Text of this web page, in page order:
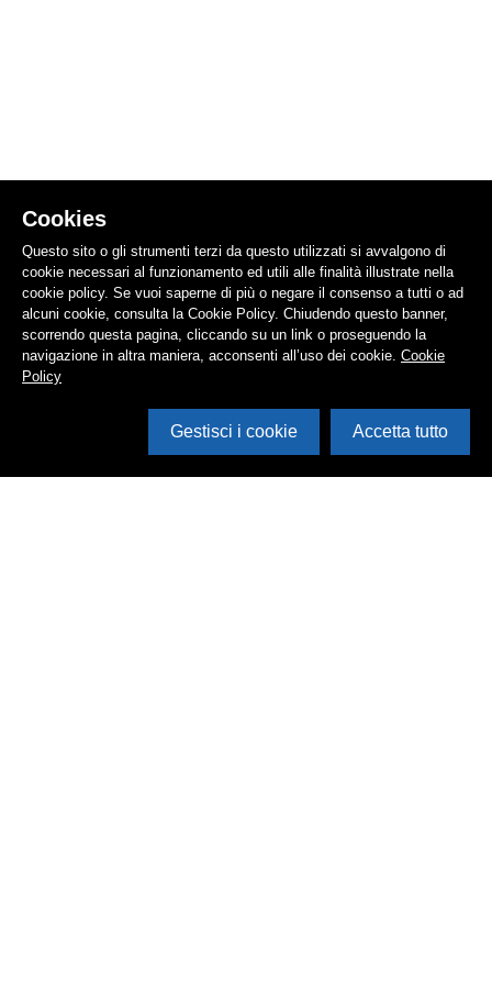
Cookies
Questo sito o gli strumenti terzi da questo utilizzati si avvalgono di
cookie necessari al funzionamento ed utili alle finalità illustrate nella
cookie policy. Se vuoi saperne di più o negare il consenso a tutti o ad
alcuni cookie, consulta la Cookie Policy. Chiudendo questo banner,
scorrendo questa pagina, cliccando su un link o proseguendo la
navigazione in altra maniera, acconsenti all’uso dei cookie. Cookie
Policy
Gestisci i cookie Accetta tutto